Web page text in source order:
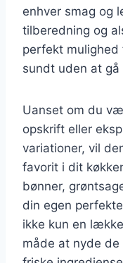
enhver smag og
tilberedning og
perfekt mulighed
sundt uden at gå
Uanset om du
opskrift eller
variationer, vil
favorit i dit
bønner,
din egen
ikke kun en
måde at nyde